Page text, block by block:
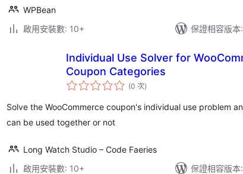
WPBean
啟用安裝數: 10+
保證相容版本
Individual Use Solver for
Coupon Categories
(0 次評
分
數
)
Solve the WooCommerce coupon's individual use problem
can be used together or not
Long Watch Studio – Code Faeries
啟用安裝數: 10+
保證相容版本